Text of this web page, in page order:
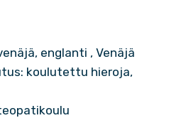
englanti , Venäjä
koulutettu hieroja,